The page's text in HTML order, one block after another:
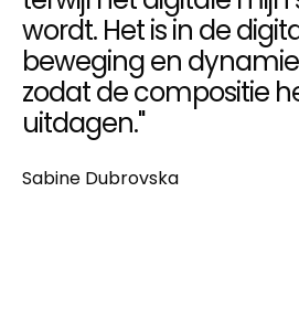
wordt. Het is in de
beweging en
zodat de compositie
uitdagen."
Sabine Dubrovska